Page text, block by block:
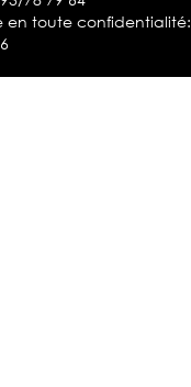
en toute confidentialité: